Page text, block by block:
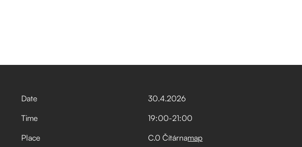
Date 30.4.2026
Time
19:00-21:00
Place
C.0 Čítárnamap